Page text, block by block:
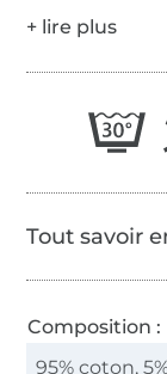
Tout savoir
Composition :
95% coton,